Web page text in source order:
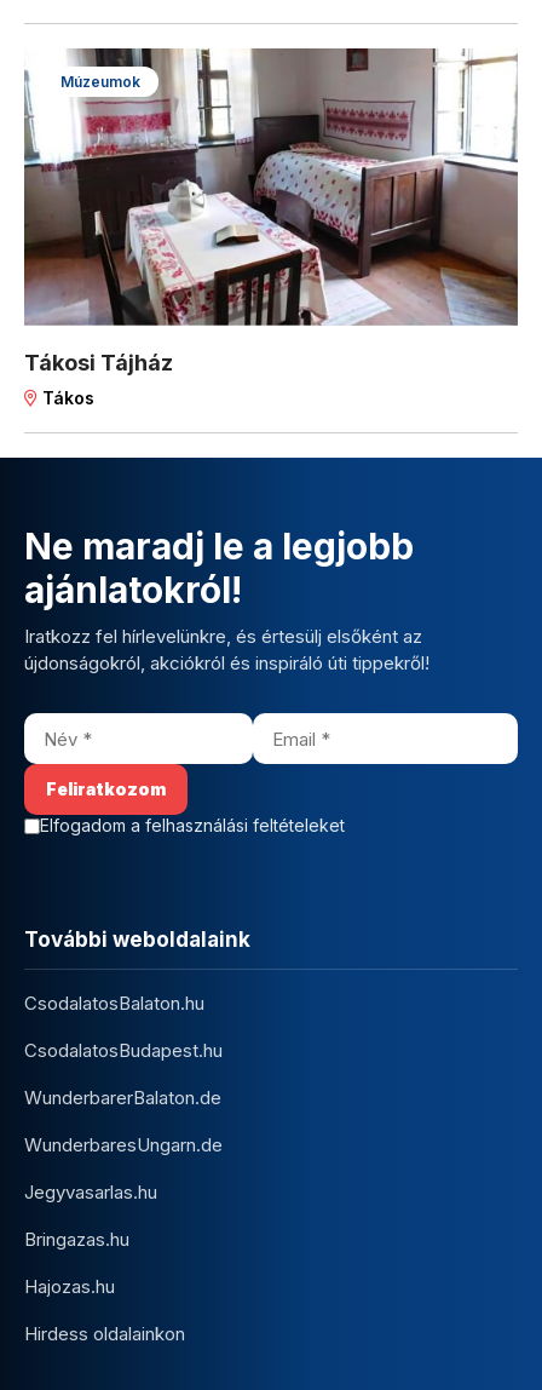
Múzeumok
Tákosi Tájház
Tákos
Ne maradj le a legjobb
ajánlatokról!
Iratkozz fel hírlevelünkre, és értesülj elsőként az
újdonságokról, akciókról és inspiráló úti tippekről!
Elfogadom a felhasználási feltételeket
További weboldalaink
CsodalatosBalaton.hu
CsodalatosBudapest.hu
WunderbarerBalaton.de
WunderbaresUngarn.de
Jegyvasarlas.hu
Bringazas.hu
Hajozas.hu
Hirdess oldalainkon